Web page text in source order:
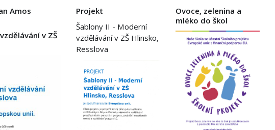
Amos
v ZŠ
Projekt
Šablony II - Moderní
vzdělávání v ZŠ Hlinsko,
Resslova
Ovoce, zelenina a
mléko do škol